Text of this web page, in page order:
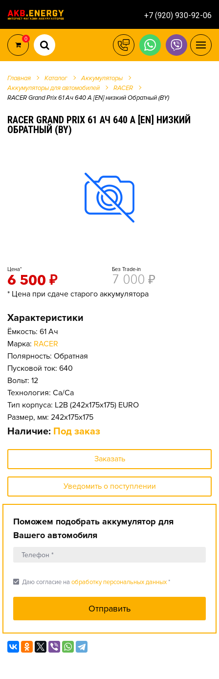
+7 (920) 930-92-06
0
Главная Каталог
Аккумуляторы
Аккумуляторы для автомобилей
RACER
RACER Grand Prix 61 Ач 640 А [EN] низкий Обратный (BY)
RACER GRAND PRIX 61 АЧ 640 А [EN] НИЗКИЙ
ОБРАТНЫЙ (BY)
Цена*
6 500 ₽
Без Trade-in
7 000 ₽
* Цена при сдаче старого аккумулятора
Характеристики
Ёмкость: 61 Ач
Марка: RACER
Полярность: Обратная
Пусковой ток: 640
Вольт: 12
Технология: Ca/Ca
Тип корпуса: L2B (242x175x175) EURO
Размер, мм: 242x175x175
Наличие: Под заказ
Заказать
Уведомить о поступлении
Поможем подобрать аккумулятор для
Вашего автомобиля
check_box Даю согласие на обработку персональных данных*